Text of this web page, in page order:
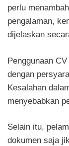
perlu
pengalaman,
dijelaskan
Penggunaan
dengan
Kesalahan
menyebabkan
Selain itu,
dokumen saja